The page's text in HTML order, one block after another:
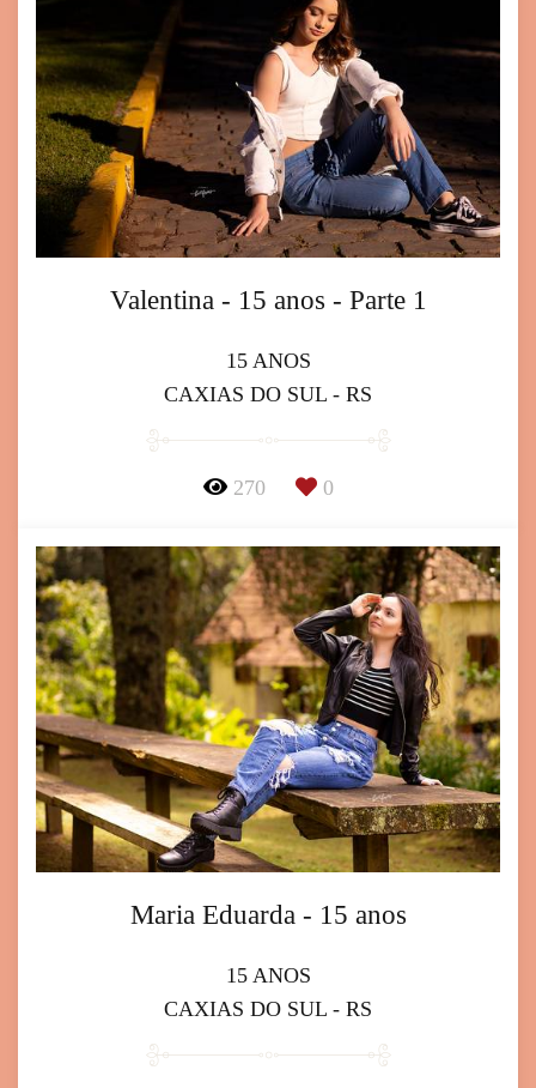
Valentina - 15 anos - Parte 1
15 ANOS
CAXIAS DO SUL - RS
270 0
Maria Eduarda - 15 anos
15 ANOS
CAXIAS DO SUL - RS